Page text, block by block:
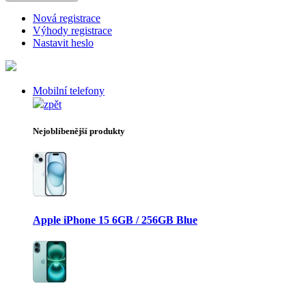
Nová registrace
Výhody registrace
Nastavit heslo
Mobilní telefony
zpět
Nejoblíbenější produkty
Apple iPhone 15 6GB / 256GB Blue